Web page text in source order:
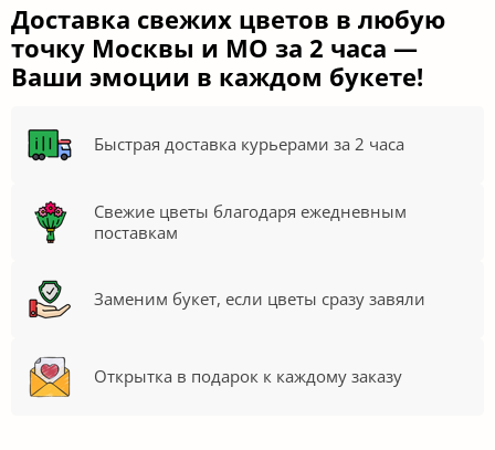
Доставка свежих цветов в любую
точку Москвы и МО за 2 часа —
Ваши эмоции в каждом букете!
Быстрая доставка курьерами за 2 часа
Свежие цветы благодаря ежедневным
поставкам
Заменим букет, если цветы сразу завяли
Открытка в подарок к каждому заказу